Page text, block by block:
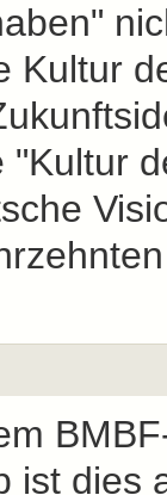
Kultur
ist dies